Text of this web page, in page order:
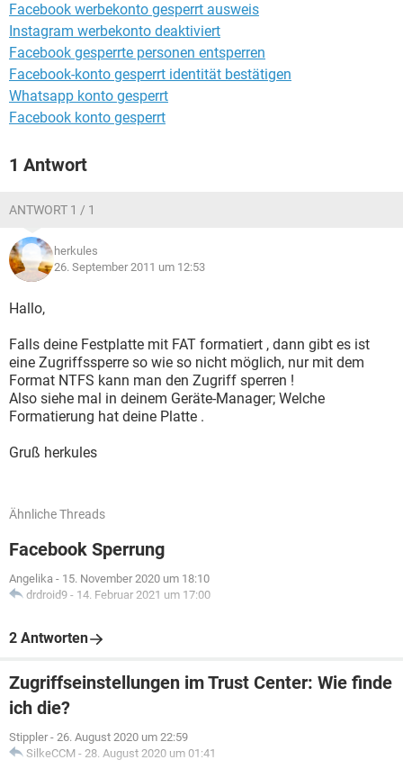
Facebook werbekonto gesperrt ausweis
Instagram werbekonto deaktiviert
Facebook gesperrte personen entsperren
Facebook-konto gesperrt identität bestätigen
Whatsapp konto gesperrt
Facebook konto gesperrt
1 Antwort
ANTWORT 1 / 1
herkules
26. September 2011 um 12:53
Hallo,
Falls deine Festplatte mit FAT formatiert , dann gibt es ist
eine Zugriffssperre so wie so nicht möglich, nur mit dem
Format NTFS kann man den Zugriff sperren !
Also siehe mal in deinem Geräte-Manager; Welche
Formatierung hat deine Platte .
Gruß herkules
Ähnliche Threads
Facebook Sperrung
Angelika - 15. November 2020 um 18:10
drdroid9 - 14. Februar 2021 um 17:00
2 Antworten
Zugriffseinstellungen im Trust Center: Wie finde
ich die?
Stippler - 26. August 2020 um 22:59
SilkeCCM - 28. August 2020 um 01:41